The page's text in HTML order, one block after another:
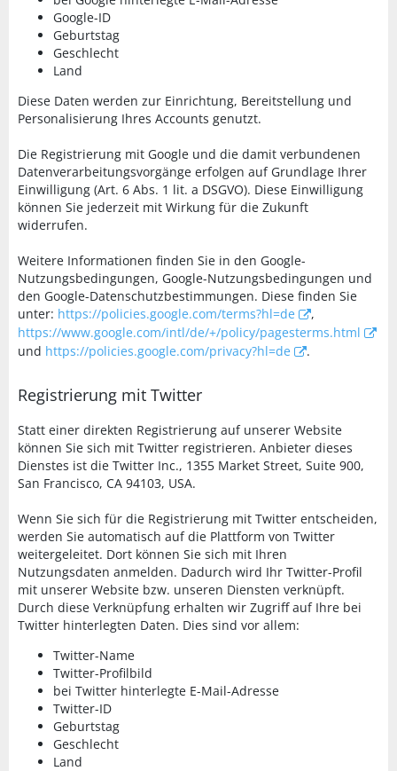
Google-ID
Geburtstag
Geschlecht
Land
Diese Daten werden zur Einrichtung, Bereitstellung und
Personalisierung Ihres Accounts genutzt.
Die Registrierung mit Google und die damit verbundenen
Datenverarbeitungsvorgänge erfolgen auf Grundlage Ihrer
Einwilligung (Art. 6 Abs. 1 lit. a DSGVO). Diese Einwilligung
können Sie jederzeit mit Wirkung für die Zukunft
widerrufen.
Weitere Informationen finden Sie in den Google-
Nutzungsbedingungen, Google-Nutzungsbedingungen und
den Google-Datenschutzbestimmungen. Diese finden Sie
unter: https://policies.google.com/terms?hl=de
,
https://www.google.com/intl/de/+/policy/pagesterms.html
und https://policies.google.com/privacy?hl=de .
Registrierung mit Twitter
Statt einer direkten Registrierung auf unserer Website
können Sie sich mit Twitter registrieren. Anbieter dieses
Dienstes ist die Twitter Inc., 1355 Market Street, Suite 900,
San Francisco, CA 94103, USA.
Wenn Sie sich für die Registrierung mit Twitter entscheiden,
werden Sie automatisch auf die Plattform von Twitter
weitergeleitet. Dort können Sie sich mit Ihren
Nutzungsdaten anmelden. Dadurch wird Ihr Twitter-Profil
mit unserer Website bzw. unseren Diensten verknüpft.
Durch diese Verknüpfung erhalten wir Zugriff auf Ihre bei
Twitter hinterlegten Daten. Dies sind vor allem:
Twitter-Name
Twitter-Profilbild
bei Twitter hinterlegte E-Mail-Adresse
Twitter-ID
Geburtstag
Geschlecht
Land